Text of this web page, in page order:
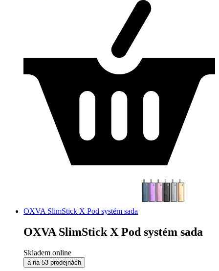
OXVA SlimStick X Pod systém sada
OXVA SlimStick X Pod systém sada
Skladem online
a na 53 prodejnách